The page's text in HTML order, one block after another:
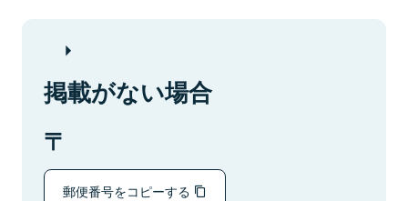
掲載がない場合
郵便番号をコピーする